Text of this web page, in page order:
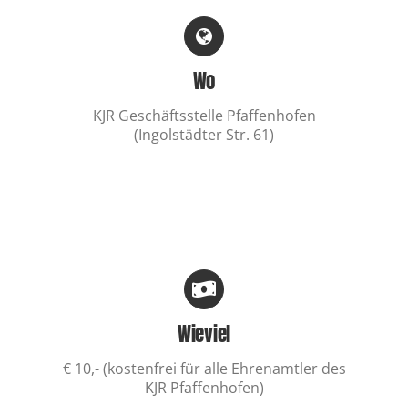
Wo
KJR Geschäftsstelle Pfaffenhofen
(Ingolstädter Str. 61)
Wieviel
€ 10,- (kostenfrei für alle Ehrenamtler des
KJR Pfaffenhofen)